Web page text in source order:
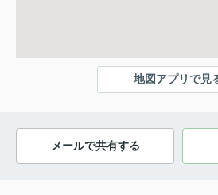
地図アプリで見
メールで共有する